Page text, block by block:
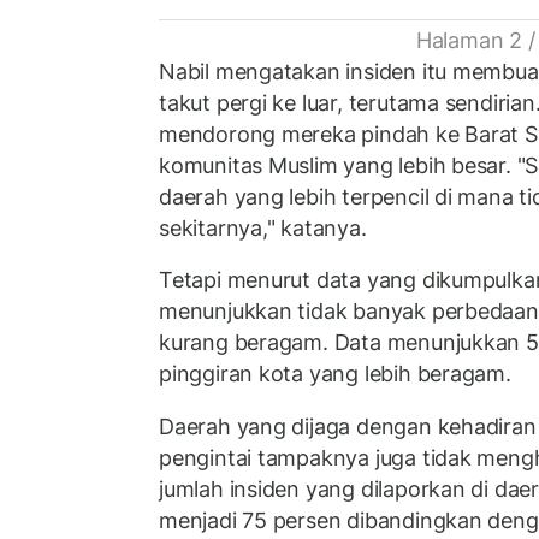
Halaman 2
Nabil mengatakan insiden itu
takut pergi ke luar, terutama
mendorong mereka pindah ke Barat
komunitas Muslim yang lebih besar.
daerah yang lebih terpencil di mana
sekitarnya," katanya.
Tetapi menurut data yang
menunjukkan tidak banyak
kurang beragam. Data menunjukkan
pinggiran kota yang lebih beragam.
Daerah yang dijaga dengan
pengintai tampaknya juga tidak
jumlah insiden yang dilaporkan di
menjadi 75 persen dibandingkan